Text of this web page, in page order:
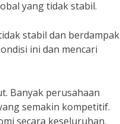
yang tidak stabil.
stabil dan berdampak
ini dan mencari
Banyak perusahaan
semakin kompetitif.
secara keseluruhan.